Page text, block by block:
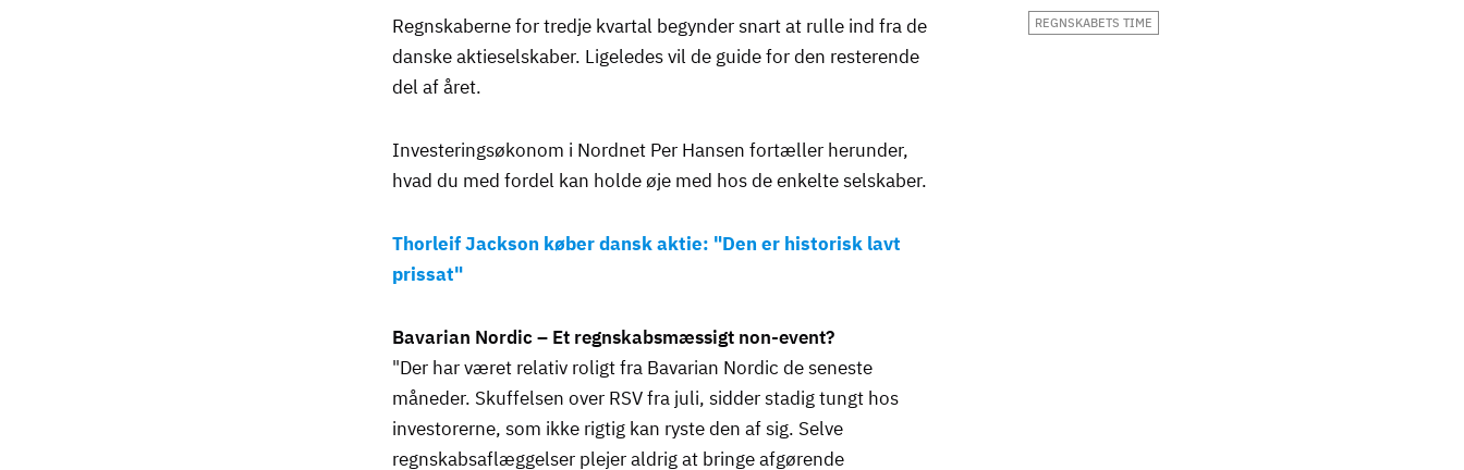
Regnskaberne for tredje kvartal begynder snart at rulle ind fra de
danske aktieselskaber. Ligeledes vil de guide for den resterende
del af året.
Investeringsøkonom i Nordnet Per Hansen fortæller herunder,
hvad du med fordel kan holde øje med hos de enkelte selskaber.
Thorleif Jackson køber dansk aktie: "Den er historisk lavt
prissat"
Bavarian Nordic – Et regnskabsmæssigt non-event?
"Der har været relativ roligt fra Bavarian Nordic de seneste
måneder. Skuffelsen over RSV fra juli, sidder stadig tungt hos
investorerne, som ikke rigtig kan ryste den af sig. Selve
regnskabsaflæggelser plejer aldrig at bringe afgørende
REGNSKABETS TIME